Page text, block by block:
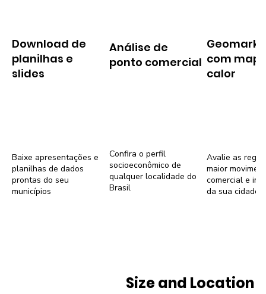
Download de
planilhas e
slides
Baixe apresentações e
planilhas de dados
prontas do seu
municípios
Análise de
ponto comercial
Confira o perfil
socioeconômico de
qualquer localidade do
Brasil
com
calor
Avalie as
maior
comercial e
da sua cidade
Size and Location